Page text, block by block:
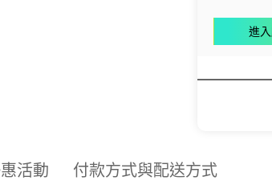
進
活動 付款方式與配送方式